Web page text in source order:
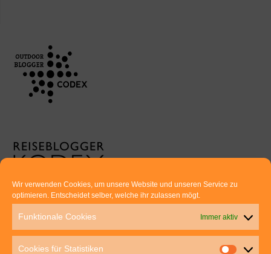
Wir verwenden Cookies, um unsere Website und unseren Service zu
optimieren. Entscheidet selber, welche ihr zulassen mögt.
Funktionale Cookies Immer aktiv
Cookies für Statistiken
Euer direkter Draht zu uns:
Thomas Rathay und Silke Rommel